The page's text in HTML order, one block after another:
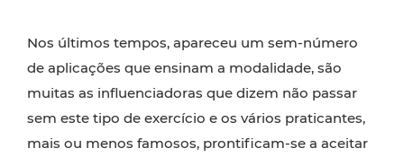
Nos últimos tempos, apareceu um sem-número
de aplicações que ensinam a modalidade, são
muitas as influenciadoras que dizem não passar
sem este tipo de exercício e os vários praticantes,
mais ou menos famosos, prontificam-se a aceitar